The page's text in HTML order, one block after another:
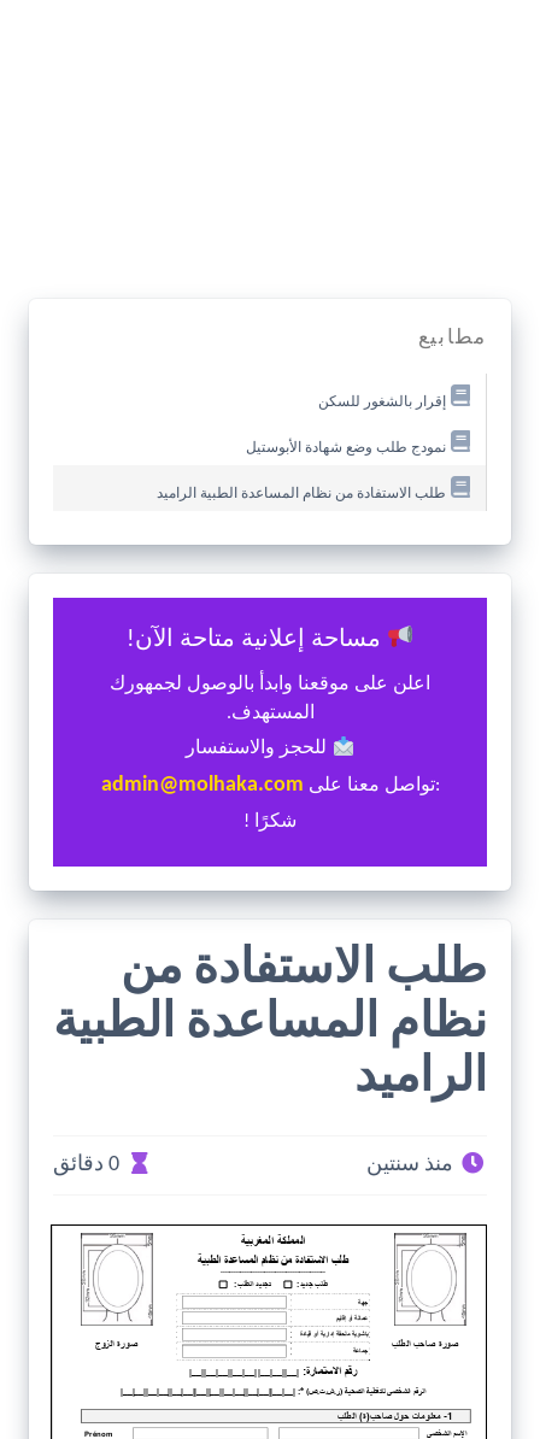
مطابيع
إقرار بالشغور للسكن
نمودج طلب وضع شهادة الأبوستيل
طلب الاستفادة من نظام المساعدة الطبية الراميد
مساحة إعلانية متاحة الآن!
اعلن على موقعنا وابدأ بالوصول لجمهورك
المستهدف.
للحجز والاستفسار
:تواصل معنا على admin@molhaka.com
شكرًا !
طلب الاستفادة من
نظام المساعدة الطبية
الراميد
منذ سنتين 0 دقائق